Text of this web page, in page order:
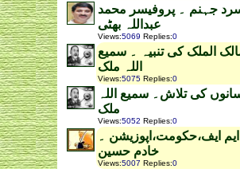
جہنم ۔ پروفیسر محمد
عبداللہ بھٹی
Views:5069 Replies:0
الملک کی تنبیہ ۔ سمیع
اللہ ملک
Views:5075 Replies:0
کی تلاش۔ سمیع اللہ
ملک
Views:5052 Replies:0
ایم ایف،حکومت،اپوزیشن ۔
خادم حسین
Views:5007 Replies:0